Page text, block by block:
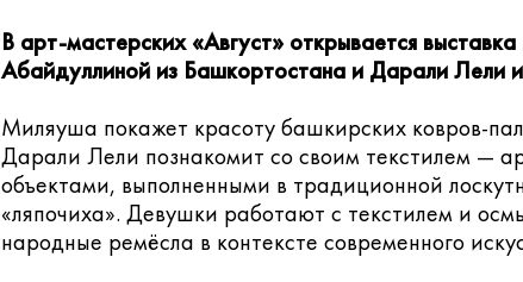
В арт-мастерских «Август» открывается
Абайдуллиной из Башкортостана и Дарали Лели
Миляуша покажет красоту башкирских ковров-
Дарали Лели познакомит со своим текстилем —
объектами, выполненными в традиционной
«ляпочиха». Девушки работают с текстилем и
народные ремёсла в контексте современного